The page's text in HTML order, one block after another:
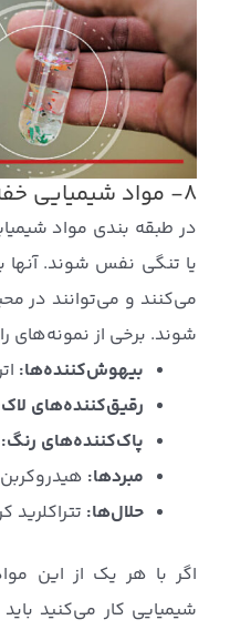
۸- مواد شیمیایی خفه‌کننده
در طبقه بندی مواد
یا تنگی نفس شوند. آنها
می‌کنند و می‌توانند در
شوند. برخی از نمونه‌های
بیهوش‌کننده‌ها:
رقیق‌کننده‌های
پاک‌کننده‌های رنگ:
مبردها:
حلال‌ها: تتراکلرید
اگر با هر یک از این
شیمیایی کار می‌کنید